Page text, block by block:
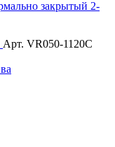
Арт. VR050-1120C